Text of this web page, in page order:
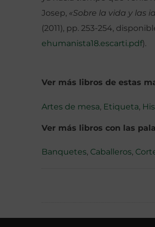
Josep, «Sobre la vida y las
(2011), pp. 253-254,
ehumanista18.escarti.pdf).
Ver más libros de estas
Artes de mesa, Etiqueta,
Ver más libros con las
Banquetes, Caballeros,